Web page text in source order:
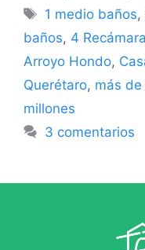
1 medio baños,
baños, 4
Arroyo Hondo,
Querétaro, más
millones
3 comentarios